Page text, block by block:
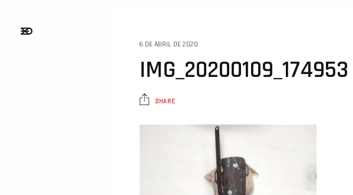
6 DE ABRIL DE 2020
IMG_20200109_174953
SHARE